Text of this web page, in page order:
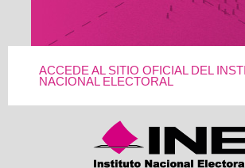
ACCEDE AL SITIO OFICIAL DEL
NACIONAL ELECTORAL